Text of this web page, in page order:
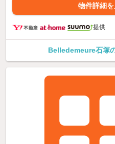
物件詳細
提供
Belledemeure石塚